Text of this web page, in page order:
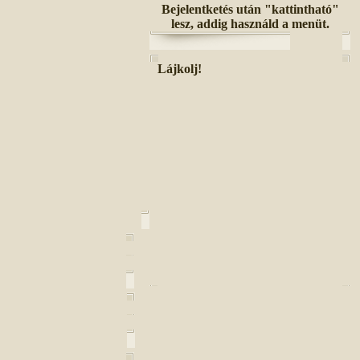
Bejelentketés után "kattintható"
lesz, addig használd a menüt.
Lájkolj!